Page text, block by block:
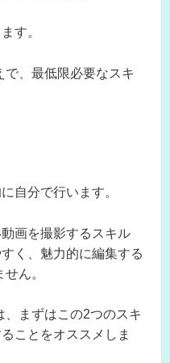
す。
で、最低限必要なスキ
自分で行います。
画を撮影するスキル
く、魅力的に編集する
ん。
まずはこの2つのスキ
ことをオススメしま